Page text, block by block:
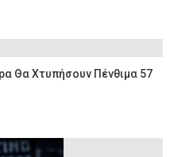
Θα Χτυπήσουν Πένθιμα 57